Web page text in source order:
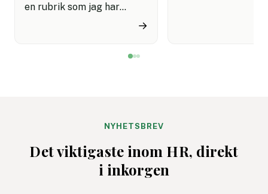
en rubrik som jag har
har jag bildsatt den med
Cards”. Han är den ultimata
beteendevetare kallar
”Den mörka triaden” –
→
över.
NYHETSBREV
Det viktigaste inom HR, direkt
i inkorgen